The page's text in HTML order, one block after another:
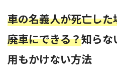
車の名義人が死亡し
廃車にできる？知らな
用もかけない方法